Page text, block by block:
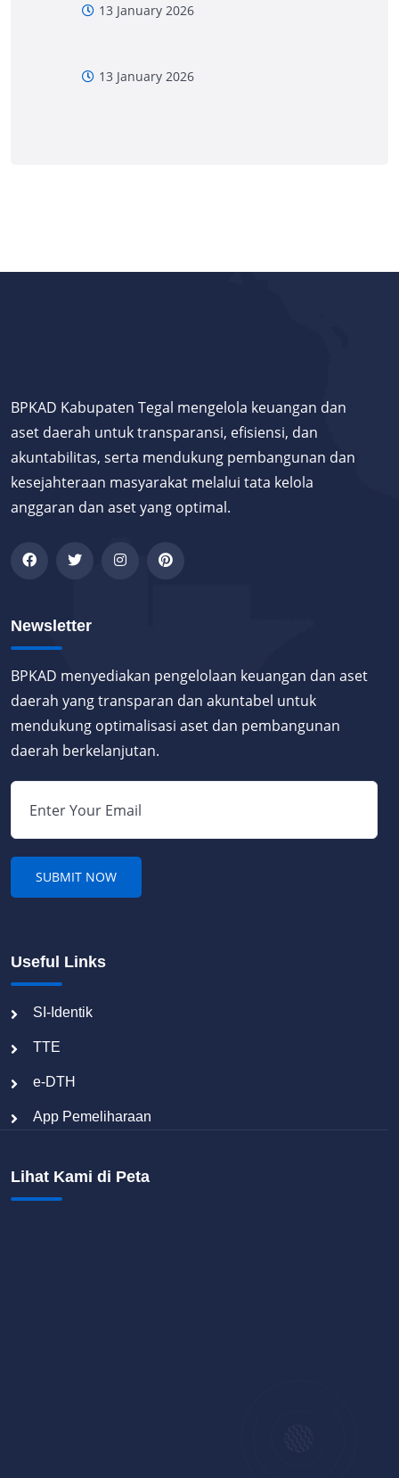
13 January 2026
13 January 2026
BPKAD Kabupaten Tegal mengelola keuangan dan
aset daerah untuk transparansi, efisiensi, dan
akuntabilitas, serta mendukung pembangunan dan
kesejahteraan masyarakat melalui tata kelola
anggaran dan aset yang optimal.
Newsletter
BPKAD menyediakan pengelolaan keuangan dan aset
daerah yang transparan dan akuntabel untuk
mendukung optimalisasi aset dan pembangunan
daerah berkelanjutan.
Useful Links
SI-Identik
TTE
e-DTH
App Pemeliharaan
Lihat Kami di Peta